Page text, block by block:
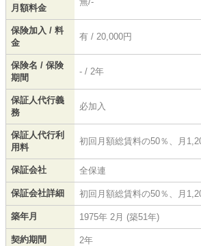
月額料金
保険加入 / 料
金
有 / 20,000円
保険名 / 保険
期間
- / 2年
保証人代行義
務
必加入
保証人代行利
用料
初回月額総賃料の50％、月
保証会社 全保連
保証会社詳細 初回月額総賃料の50％、月
築年月 1975年 2月 (築51年)
契約期間 2年